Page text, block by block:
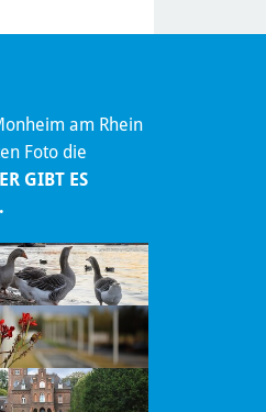
am Rhein
Foto die
GIBT ES